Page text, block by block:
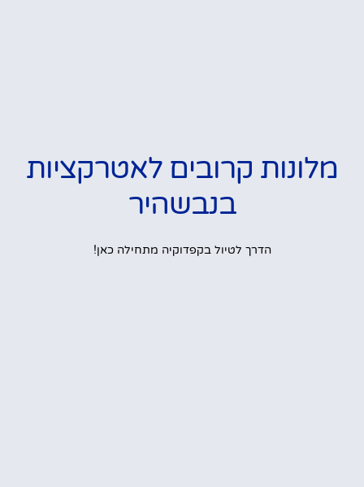
מלונות קרובים לאטרקציות
בנבשהיר
הדרך לטיול בקפדוקיה מתחילה כאן!